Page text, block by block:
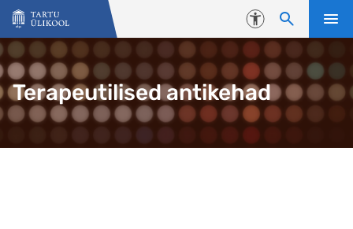
Liigu edasi põhisisu juurde
Juurdepääsetavus
Terapeutilised antikehad